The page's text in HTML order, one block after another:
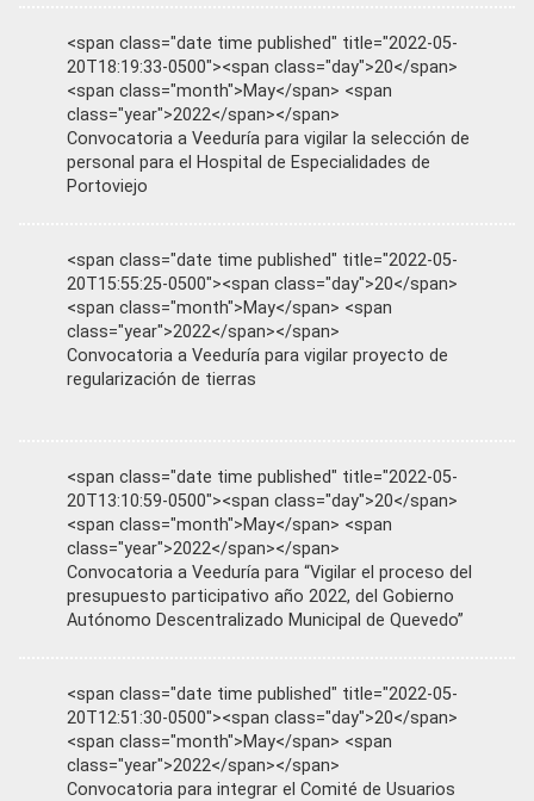
<span class="date time published" title="2022-05-
20T18:19:33-0500"><span class="day">20</span>
<span class="month">May</span> <span
class="year">2022</span></span>
Convocatoria a Veeduría para vigilar la selección de
personal para el Hospital de Especialidades de
Portoviejo
<span class="date time published" title="2022-05-
20T15:55:25-0500"><span class="day">20</span>
<span class="month">May</span> <span
class="year">2022</span></span>
Convocatoria a Veeduría para vigilar proyecto de
regularización de tierras
<span class="date time published" title="2022-05-
20T13:10:59-0500"><span class="day">20</span>
<span class="month">May</span> <span
class="year">2022</span></span>
Convocatoria a Veeduría para “Vigilar el proceso del
presupuesto participativo año 2022, del Gobierno
Autónomo Descentralizado Municipal de Quevedo”
<span class="date time published" title="2022-05-
20T12:51:30-0500"><span class="day">20</span>
<span class="month">May</span> <span
class="year">2022</span></span>
Convocatoria para integrar el Comité de Usuarios